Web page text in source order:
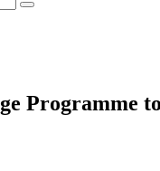
Programme